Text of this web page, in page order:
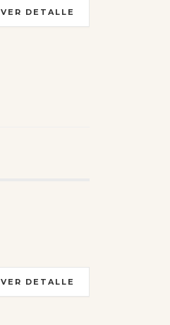
VER DETALLE
VER DETALLE